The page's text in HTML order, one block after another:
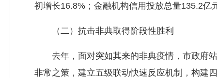
初增长16.8%；金融机构信用投放总量135.2
（二）抗击非典取得阶段性胜利
去年，面对突如其来的非典疫情，市政府站
非常之策，建立五级联动快速反应机制，构建